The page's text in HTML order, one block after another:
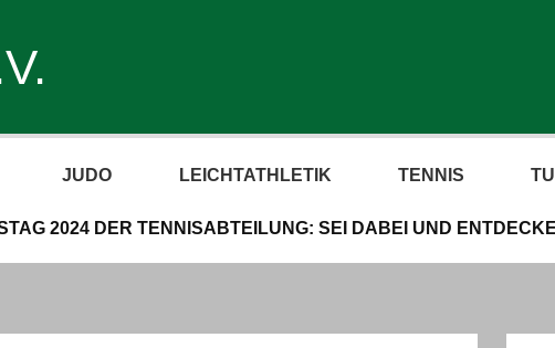
JUDO LEICHTATHLETIK TENNIS
2024 DER TENNISABTEILUNG: SEI DABEI UND